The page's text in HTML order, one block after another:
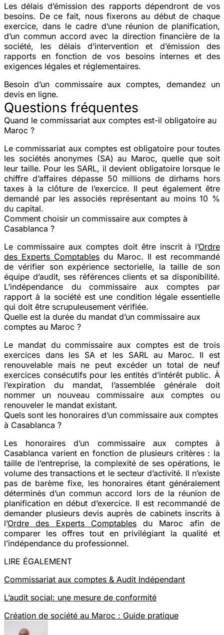
Les délais d’émission des rapports dépendront de vos
besoins. De ce fait, nous fixerons au début de chaque
exercice, dans le cadre d’une réunion de planification,
d’un commun accord avec la direction financière de la
société, les délais d’intervention et d’émission des
rapports en fonction de vos besoins internes et des
exigences légales et réglementaires.
Besoin d’un commissaire aux comptes, demandez un
devis en ligne.
Questions fréquentes
Quand le commissariat aux comptes est-il obligatoire au
Maroc ?
Le commissariat aux comptes est obligatoire pour toutes
les sociétés anonymes (SA) au Maroc, quelle que soit
leur taille. Pour les SARL, il devient obligatoire lorsque le
chiffre d’affaires dépasse 50 millions de dirhams hors
taxes à la clôture de l’exercice. Il peut également être
demandé par les associés représentant au moins 10 %
du capital.
Comment choisir un commissaire aux comptes à
Casablanca ?
Le commissaire aux comptes doit être inscrit à l’Ordre
des Experts Comptables du Maroc. Il est recommandé
de vérifier son expérience sectorielle, la taille de son
équipe d’audit, ses références clients et sa disponibilité.
L’indépendance du commissaire aux comptes par
rapport à la société est une condition légale essentielle
qui doit être scrupuleusement vérifiée.
Quelle est la durée du mandat d’un commissaire aux
comptes au Maroc ?
Le mandat du commissaire aux comptes est de trois
exercices dans les SA et les SARL au Maroc. Il est
renouvelable mais ne peut excéder un total de neuf
exercices consécutifs pour les entités d’intérêt public. À
l’expiration du mandat, l’assemblée générale doit
nommer un nouveau commissaire aux comptes ou
renouveler le mandat existant.
Quels sont les honoraires d’un commissaire aux comptes
à Casablanca ?
Les honoraires d’un commissaire aux comptes à
Casablanca varient en fonction de plusieurs critères : la
taille de l’entreprise, la complexité de ses opérations, le
volume des transactions et le secteur d’activité. Il n’existe
pas de barème fixe, les honoraires étant généralement
déterminés d’un commun accord lors de la réunion de
planification en début d’exercice. Il est recommandé de
demander plusieurs devis auprès de cabinets inscrits à
l’Ordre des Experts Comptablesdu Maroc afin de
comparer les offres tout en privilégiant la qualité et
l’indépendance du professionnel.
LIRE ÉGALEMENT
Commissariat aux comptes & Audit Indépendant
L’audit social: une mesure de conformité
Création de société au Maroc : Guide pratique